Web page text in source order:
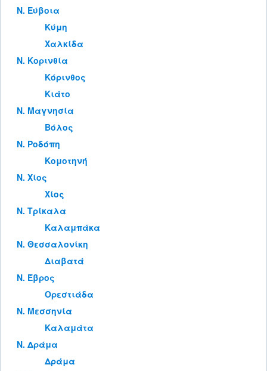
Ν. Εύβοια
Κύμη
Χαλκίδα
Ν. Κορινθία
Κόρινθος
Κιάτο
Ν. Μαγνησία
Βόλος
Ν. Ροδόπη
Κομοτηνή
Ν. Χίος
Χίος
Ν. Τρίκαλα
Καλαμπάκα
Ν. Θεσσαλονίκη
Διαβατά
Ν. Έβρος
Ορεστιάδα
Ν. Μεσσηνία
Καλαμάτα
Ν. Δράμα
Δράμα